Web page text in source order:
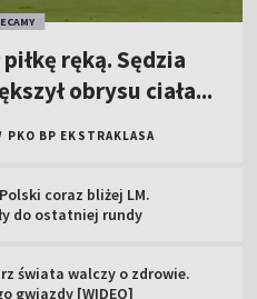
ręką. Sędzia
obrysu ciała...
PKO BP EKSTRAKLASA
coraz bliżej LM.
do ostatniej rundy
świata walczy o zdrowie.
gwiazdy [WIDEO]